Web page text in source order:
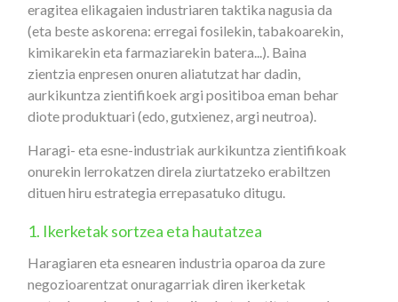
eragitea elikagaien industriaren taktika nagusia da
(eta beste askorena: erregai fosilekin, tabakoarekin,
kimikarekin eta farmaziarekin batera...). Baina
zientzia enpresen onuren aliatutzat har dadin,
aurkikuntza zientifikoek argi positiboa eman behar
diote produktuari (edo, gutxienez, argi neutroa).
Haragi- eta esne-industriak aurkikuntza zientifikoak
onurekin lerrokatzen direla ziurtatzeko erabiltzen
dituen hiru estrategia errepasatuko ditugu.
1. Ikerketak sortzea eta hautatzea
Haragiaren eta esnearen industria oparoa da zure
negozioarentzat onuragarriak diren ikerketak